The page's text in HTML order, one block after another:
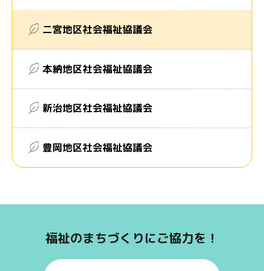
二宮地区社会福祉協議会
本納地区社会福祉協議会
新治地区社会福祉協議会
豊岡地区社会福祉協議会
福祉のまちづくりにご協力を！